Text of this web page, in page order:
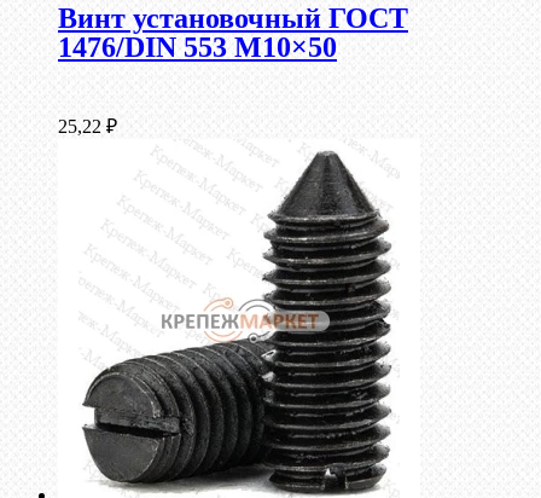
Винт установочный ГОСТ
1476/DIN 553 М10×50
25,22 ₽